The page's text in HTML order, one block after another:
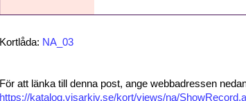
Kortlåda: NA_03
För att länka till denna post, ange webbadressen
https://katalog.visarkiv.se/kort/views/na/